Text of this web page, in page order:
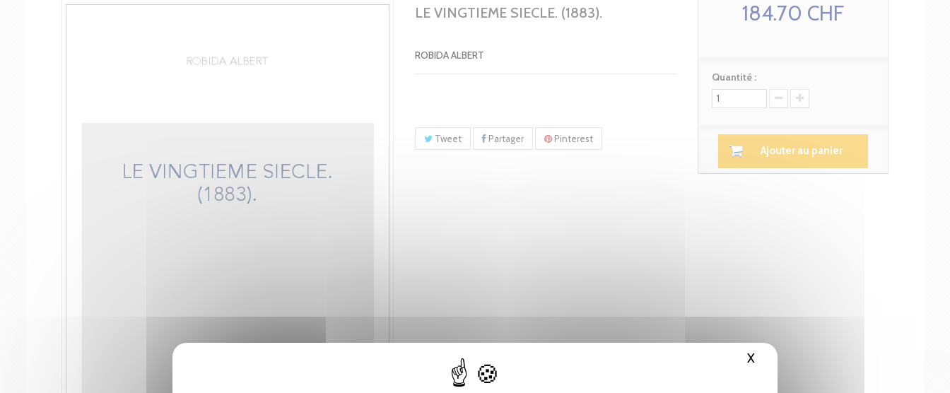
X Masquer le bandeau des cookies
LE VINGTIEME SIECLE. (1883).
ROBIDA ALBERT
Tweet Partager Pinterest
184.70 CHF
Quantité :
Ajouter au panier